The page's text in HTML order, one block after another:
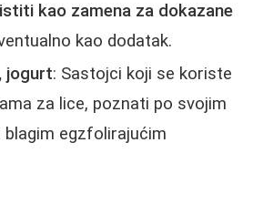
kao zamena za dokazane
kao dodatak.
jogurt: Sastojci koji se koriste
za lice, poznati po svojim
egzfolirajućim